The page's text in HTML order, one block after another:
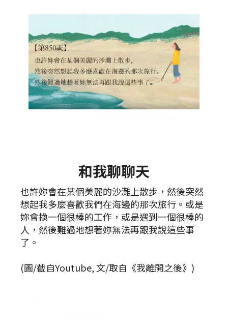
和我聊聊天
也許妳會在某個美麗的沙灘上散步，然後突然
想起我多麼喜歡我們在海邊的那次旅行。或是
妳會換一個很棒的工作，或是遇到一個很棒的
人，然後難過地想著妳無法再跟我說這些事
了。
(圖/截自Youtube, 文/取自《我離開之後》)